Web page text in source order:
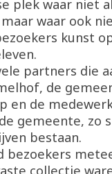
plek waar niet
waar ook
kunst
partners die
de
en de
gemeente, zo
bestaan.
bezoekers
collectie